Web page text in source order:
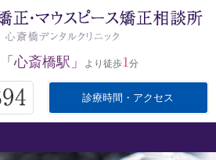
「心斎橋駅」 より徒歩1 分
診療時間・アクセス